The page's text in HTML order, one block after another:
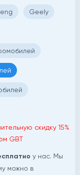
Geely
скидку 15%
GBT
у нас. Мы
можно в